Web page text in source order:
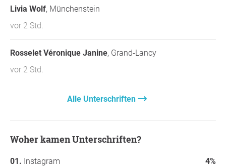
Livia Wolf, Münchenstein
vor 2 Std.
Rosselet Véronique Janine, Grand-Lancy
vor 2 Std.
Alle Unterschriften
Woher kamen Unterschriften?
Instagram 4%